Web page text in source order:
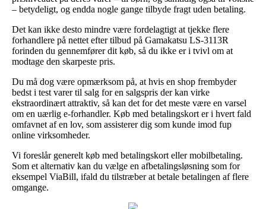
– betydeligt, og endda nogle gange tilbyde fragt uden betaling.
Det kan ikke desto mindre være fordelagtigt at tjekke flere
forhandlere på nettet efter tilbud på Gamakatsu LS-3113R
forinden du gennemfører dit køb, så du ikke er i tvivl om at
modtage den skarpeste pris.
Du må dog være opmærksom på, at hvis en shop frembyder
bedst i test varer til salg for en salgspris der kan virke
ekstraordinært attraktiv, så kan det for det meste være en varsel
om en uærlig e-forhandler. Køb med betalingskort er i hvert fald
omfavnet af en lov, som assisterer dig som kunde imod fup
online virksomheder.
Vi foreslår generelt køb med betalingskort eller mobilbetaling.
Som et alternativ kan du vælge en afbetalingsløsning som for
eksempel ViaBill, ifald du tilstræber at betale betalingen af flere
omgange.